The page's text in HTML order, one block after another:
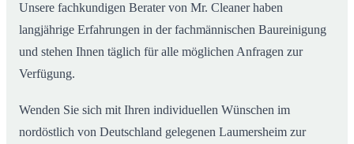
Unsere fachkundigen Berater von Mr. Cleaner haben
langjährige Erfahrungen in der fachmännischen Baureinigung
und stehen Ihnen täglich für alle möglichen Anfragen zur
Verfügung.
Wenden Sie sich mit Ihren individuellen Wünschen im
nordöstlich von Deutschland gelegenen Laumersheim zur